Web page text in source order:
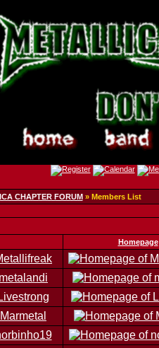
CHAPTER FORUM» Members List
Homepage